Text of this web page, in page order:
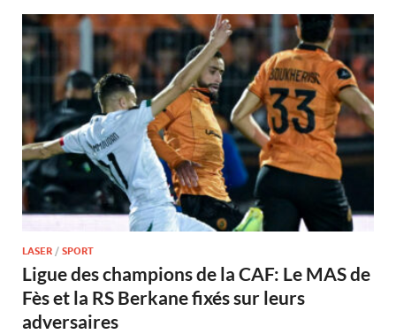
LASER / SPORT
Ligue des champions de la CAF: Le MAS de
Fès et la RS Berkane fixés sur leurs
adversaires